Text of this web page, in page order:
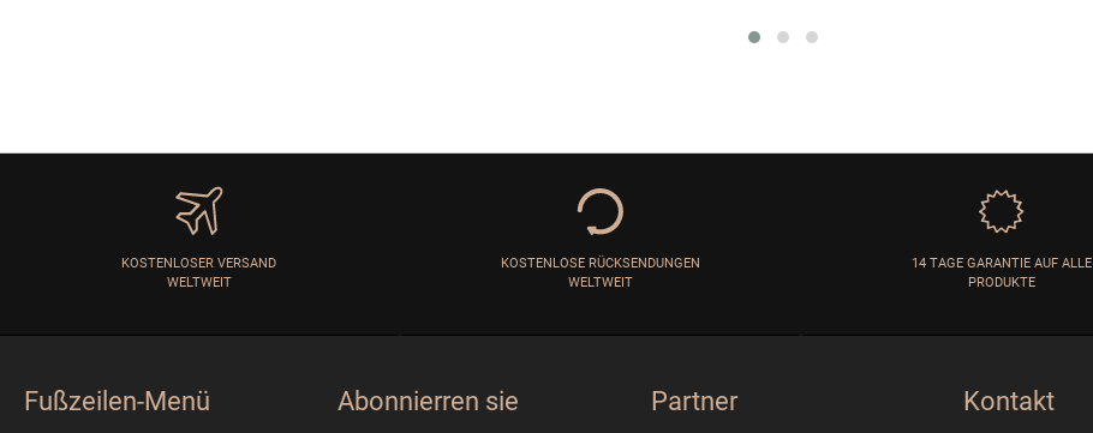
KOSTENLOSER VERSAND
WELTWEIT
KOSTENLOSE RÜCKSENDUNGEN
WELTWEIT
14 TAGE GARANTIE AUF ALLE
PRODUKTE
Fußzeilen-Menü Abonnierren sie Partner Kontakt